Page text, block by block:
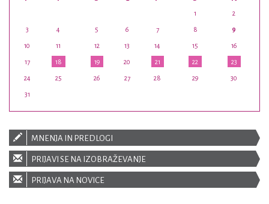
1 2
3 4 5 6 7 8 9
10 11 12 13 14 15 16
17 18 19 20 21 22 23
24 25 26 27 28 29 30
31
MNENJA IN PREDLOGI
PRIJAVI SE NA IZOBRAŽEVANJE
PRIJAVA NA NOVICE